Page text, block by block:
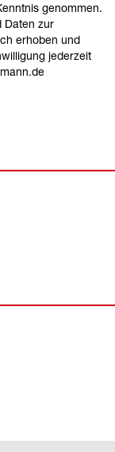
genommen.
Daten zur
erhoben und
jederzeit